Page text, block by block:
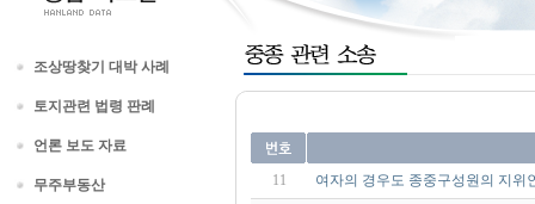
조상땅찾기 대박 사례
토지관련 법령 판례
언론 보도 자료
무주부동산 11 여자의 경우도 종중구성원의 지위